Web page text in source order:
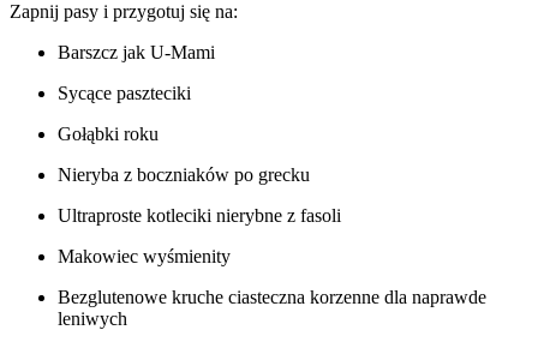
Zapnij pasy i przygotuj się na:
Barszcz jak U-Mami
Sycące paszteciki
Gołąbki roku
Nieryba z boczniaków po grecku
Ultraproste kotleciki nierybne z fasoli
Makowiec wyśmienity
Bezglutenowe kruche ciasteczna korzenne dla naprawde
leniwych